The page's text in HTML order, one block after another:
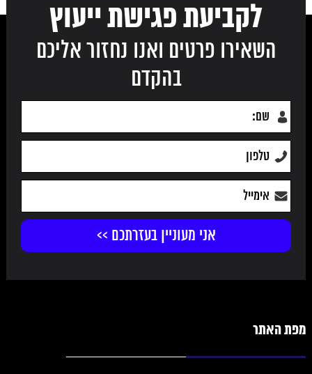
לקביעת פגישת ייעוץ
השאירו פרטים ואנו נחזור אליכם
בהקדם
מפת האתר